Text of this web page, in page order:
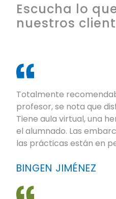
Escucha lo
nuestros
Totalmente
profesor, se nota que
Tiene aula virtual, una
el alumnado. Las
las prácticas están en
BINGEN JIMÉNEZ